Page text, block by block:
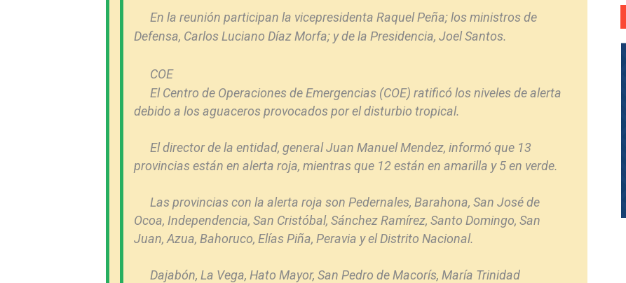
En la reunión participan la vicepresidenta Raquel Peña; los ministros de
Defensa, Carlos Luciano Díaz Morfa; y de la Presidencia, Joel Santos.
COE
El Centro de Operaciones de Emergencias (COE) ratificó los niveles de alerta
debido a los aguaceros provocados por el disturbio tropical.
El director de la entidad, general Juan Manuel Mendez, informó que 13
provincias están en alerta roja, mientras que 12 están en amarilla y 5 en verde.
Las provincias con la alerta roja son Pedernales, Barahona, San José de
Ocoa, Independencia, San Cristóbal, Sánchez Ramírez, Santo Domingo, San
Juan, Azua, Bahoruco, Elías Piña, Peravia y el Distrito Nacional.
Dajabón, La Vega, Hato Mayor, San Pedro de Macorís, María Trinidad